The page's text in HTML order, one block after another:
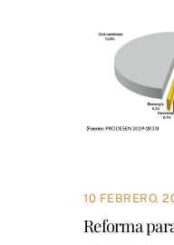
10 FEBRERO,
Reforma